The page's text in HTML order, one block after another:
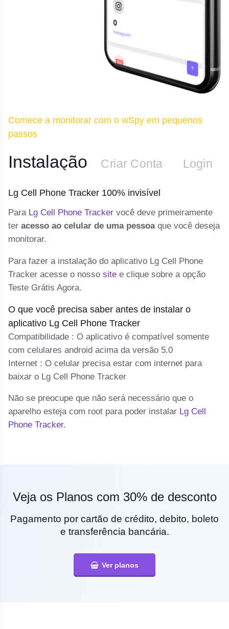
Comece a monitorar com o wSpy em pequenos
passos
Instalação Criar Conta Login
Lg Cell Phone Tracker 100% invisível
Para Lg Cell Phone Tracker você deve primeiramente
teracesso ao celular de uma pessoaque você deseja
monitorar.
Para fazer a instalação do aplicativo Lg Cell Phone
Tracker acesse o nossosite e clique sobre a opção
Teste Grátis Agora.
O que você precisa saber antes de instalar o
aplicativo Lg Cell Phone Tracker
Compatibilidade : O aplicativo é compatível somente
com celulares android acima da versão 5.0
Internet : O celular precisa estar com internet para
baixar o Lg Cell Phone Tracker
Não se preocupe que não será necessário que o
aparelho esteja com root para poder instalar Lg Cell
Phone Tracker.
Veja os Planos com 30% de desconto
Pagamento por cartão de crédito, debito, boleto
e transferência bancária.
Ver planos